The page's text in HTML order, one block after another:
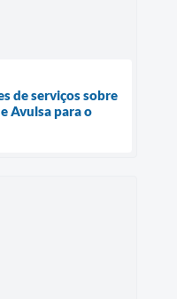
de serviços sobre
Avulsa para o